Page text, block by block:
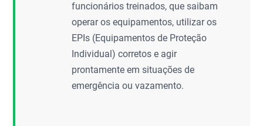
funcionários treinados, que saibam
operar os equipamentos, utilizar os
EPIs (Equipamentos de Proteção
Individual) corretos e agir
prontamente em situações de
emergência ou vazamento.